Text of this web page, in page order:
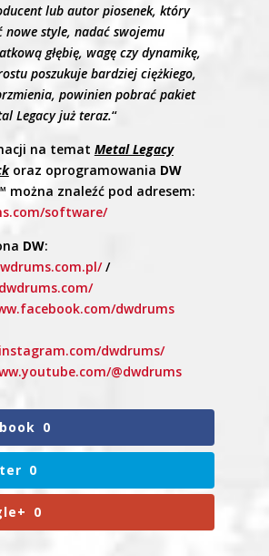
lub autor piosenek, który
nowe style, nadać swojemu
głębię, wagę czy dynamikę,
poszukuje bardziej ciężkiego,
powinien pobrać pakiet
Legacy już teraz.“
na temat Metal Legacy
oraz oprogramowania DW
można znaleźć pod adresem:
software/
DW:
/
dwdrums
dwdrums/
@dwdrums
0
0
0